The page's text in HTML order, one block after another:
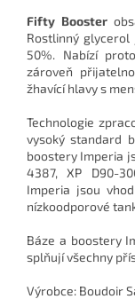
Fifty Booster
Rostlinný
50%. Nabízí
zároveň
žhavící hlavy s
Technologie
vysoký standard
boostery Imperia
4387, XP D90-
Imperia jsou
nízkoodporové
Báze a boostery
splňují všechny
Výrobce: Boudoir